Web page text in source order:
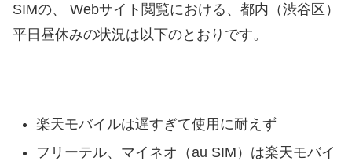
SIMの、 Webサイト閲覧における、都内（渋谷区）
平日昼休みの状況は以下のとおりです。
楽天モバイルは遅すぎて使用に耐えず
フリーテル、マイネオ（au SIM）は楽天モバイ